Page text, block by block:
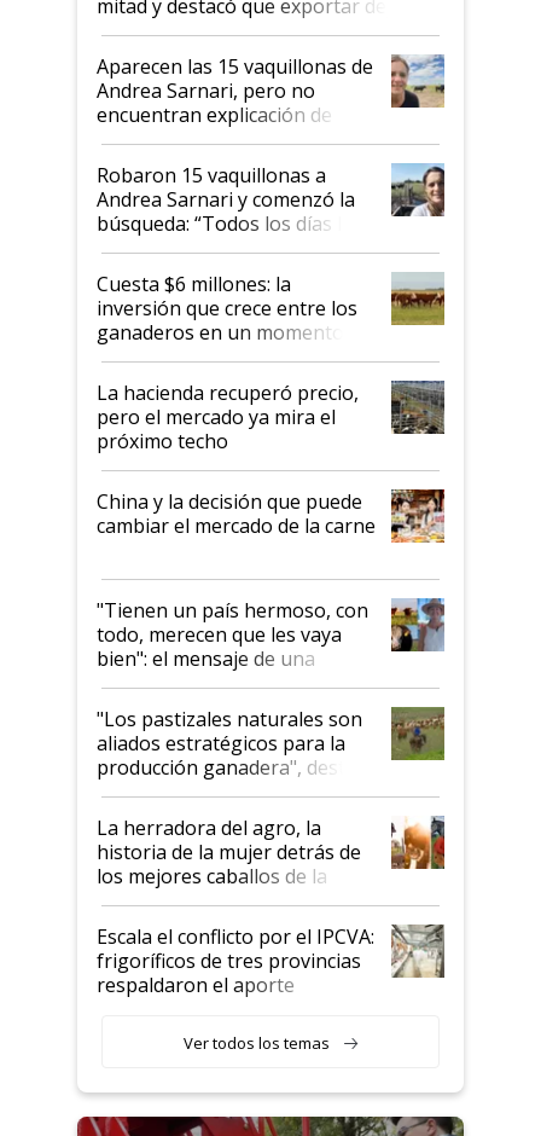
mitad y destacó que exportar dejó de
ser "para unos pocos": "Tenemos un
mandato muy claro del gobierno
nacional"
Aparecen las 15 vaquillonas de
Andrea Sarnari, pero no
encuentran explicación de
cómo llegaron allí
Robaron 15 vaquillonas a
Andrea Sarnari y comenzó la
búsqueda: “Todos los días le
toca a algún productor”
Cuesta $6 millones: la
inversión que crece entre los
ganaderos en un momento
histórico para la actividad
La hacienda recuperó precio,
pero el mercado ya mira el
próximo techo
China y la decisión que puede
cambiar el mercado de la carne
"Tienen un país hermoso, con
todo, merecen que les vaya
bien": el mensaje de una
ganadera uruguaya sobre las
oportunidades que se abren
para el agro en Argentina, con
foco en la carne
"Los pastizales naturales son
aliados estratégicos para la
producción ganadera", destaca
la iniciativa que ya reúne a 46
establecimientos en Argentina
La herradora del agro, la
historia de la mujer detrás de
los mejores caballos de la
Argentina y los mitos que
todavía hacen sufrir a estos
animales: "Mientras me
descalificaban, yo seguí
haciendo currículum"
Escala el conflicto por el IPCVA:
frigoríficos de tres provincias
respaldaron el aporte
Ver todos los temas